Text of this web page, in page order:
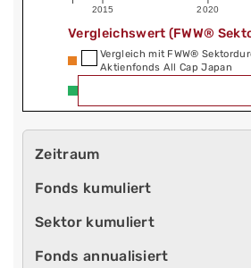
2015 2020
Vergleichswert (FWW®
Vergleich mit FWW®
Aktienfonds All Cap Japan